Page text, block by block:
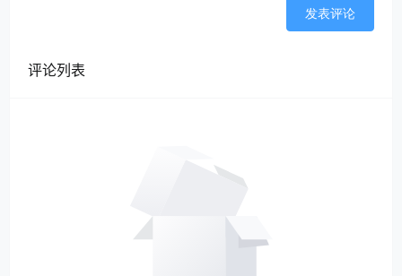
发表评论
评论列表